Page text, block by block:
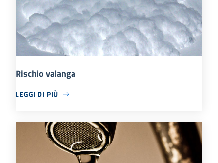
Rischio valanga
LEGGI DI PIÙ